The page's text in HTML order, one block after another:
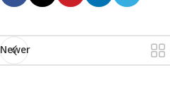
Newer